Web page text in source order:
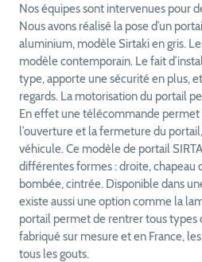
Nos équipes sont intervenues pour
Nous avons réalisé la pose d’un
aluminium, modèle Sirtaki en gris.
modèle contemporain. Le fait
type, apporte une sécurité en plus,
regards. La motorisation du portail
En effet une télécommande
l’ouverture et la fermeture du
véhicule. Ce modèle de portail
différentes formes : droite, chapeau
bombée, cintrée. Disponible dans
existe aussi une option comme la
portail permet de rentrer tous types
fabriqué sur mesure et en France,
tous les gouts.